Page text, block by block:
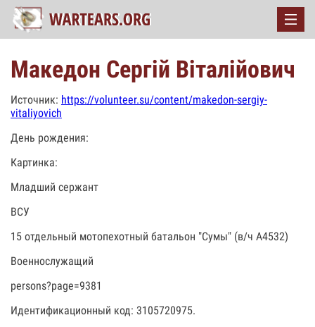
Македон Сергій Віталійович
Источник: https://volunteer.su/content/makedon-sergiy-
vitaliyovich
День рождения:
Картинка:
Младший сержант
ВСУ
15 отдельный мотопехотный батальон "Сумы" (в/ч А4532)
Военнослужащий
persons?page=9381
Идентификационный код: 3105720975.